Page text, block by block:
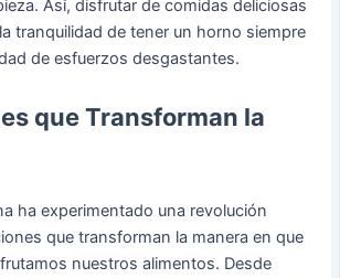
Así, disfrutar de comidas deliciosas
tranquilidad de tener un horno siempre
de esfuerzos desgastantes.
que Transforman la
ha experimentado una revolución
que transforman la manera en que
nuestros alimentos. Desde